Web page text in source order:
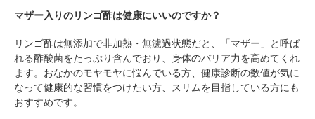
マザー入りのリンゴ酢は健康にいいのですか？
リンゴ酢は無添加で非加熱・無濾過状態だと、「マザー」と呼ば
れる酢酸菌をたっぷり含んでおり、身体のバリア力を高めてくれ
ます。おなかのモヤモヤに悩んでいる方、健康診断の数値が気に
なって健康的な習慣をつけたい方、スリムを目指している方にも
おすすめです。